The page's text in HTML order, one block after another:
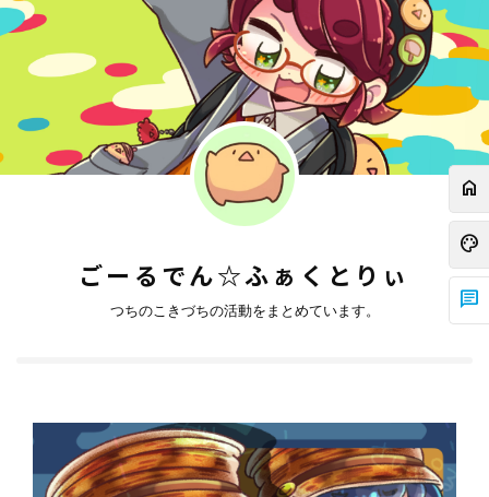
home
palette
chat
ごーるでん☆ふぁくとりぃ
つちのこきづちの活動をまとめています。